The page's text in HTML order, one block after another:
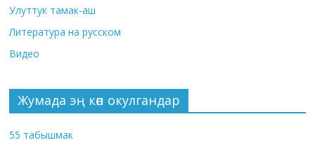
Улуттук тамак-аш
Литература на русском
Видео
Жумада эң көп окулгандар
55 табышмак